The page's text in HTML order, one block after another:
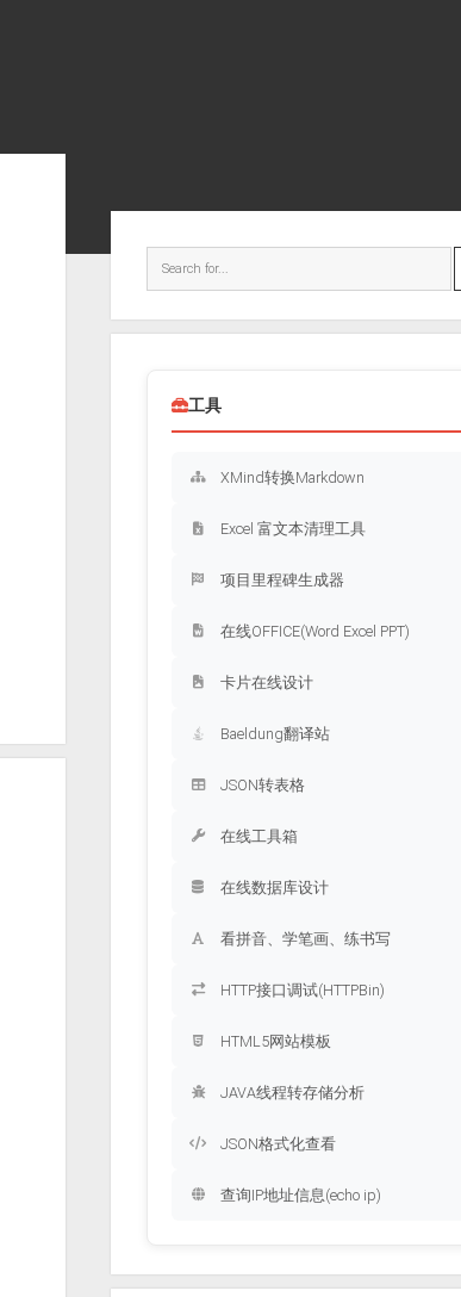
工具
XMind转换Markdown
Excel 富文本清理工具
项目里程碑生成器
在线OFFICE(Word Excel PPT)
卡片在线设计
Baeldung翻译站
JSON转表格
在线工具箱
在线数据库设计
看拼音、学笔画、练书写
HTTP接口调试(HTTPBin)
HTML5网站模板
JAVA线程转存储分析
JSON格式化查看
查询IP地址信息(echo ip)